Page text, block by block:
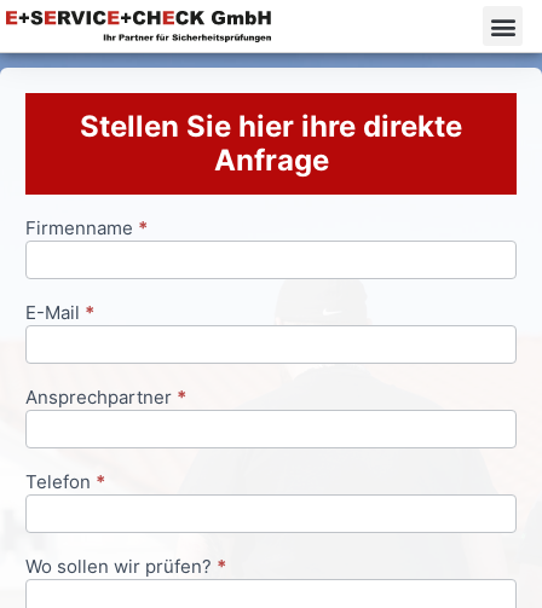
Stellen Sie hier ihre direkte
Anfrage
Anfrageformular
Firmenname *
E-Mail *
Ansprechpartner *
Telefon *
Wo sollen wir prüfen? *